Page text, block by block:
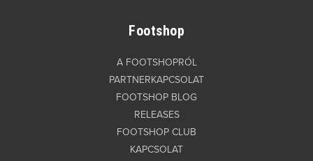
Footshop
A FOOTSHOPRÓL
PARTNERKAPCSOLAT
FOOTSHOP BLOG
RELEASES
FOOTSHOP CLUB
KAPCSOLAT